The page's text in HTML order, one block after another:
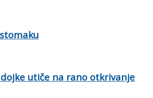
utiče na rano otkrivanje